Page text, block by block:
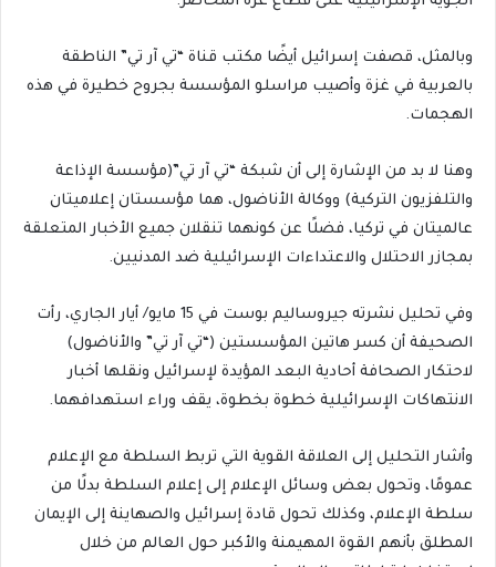
وبالمثل، قصفت إسرائيل أيضًا مكتب قناة “تي آر تي” الناطقة
بالعربية في غزة وأصيب مراسلو المؤسسة بجروح خطيرة في هذه
الهجمات.
وهنا لا بد من الإشارة إلى أن شبكة “تي آر تي”(مؤسسة الإذاعة
والتلفزيون التركية) ووكالة الأناضول، هما مؤسستان إعلاميتان
عالميتان في تركيا، فضلًا عن كونهما تنقلان جميع الأخبار المتعلقة
بمجازر الاحتلال والاعتداءات الإسرائيلية ضد المدنيين.
وفي تحليل نشرته جيروساليم بوست في 15 مايو/ أيار الجاري، رأت
الصحيفة أن كسر هاتين المؤسستين (“تي آر تي” والأناضول)
لاحتكار الصحافة أحادية البعد المؤيدة لإسرائيل ونقلها أخبار
الانتهاكات الإسرائيلية خطوة بخطوة، يقف وراء استهدافهما.
وأشار التحليل إلى العلاقة القوية التي تربط السلطة مع الإعلام
عمومًا، وتحول بعض وسائل الإعلام إلى إعلام السلطة بدلًا من
سلطة الإعلام، وكذلك تحول قادة إسرائيل والصهاينة إلى الإيمان
المطلق بأنهم القوة المهيمنة والأكبر حول العالم من خلال